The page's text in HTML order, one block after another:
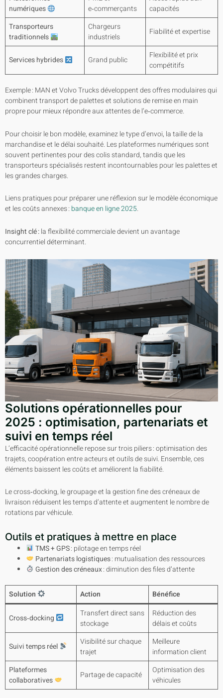
numériques
e‑commerçants
capacités
Transporteurs
traditionnels
Chargeurs
industriels
Fiabilité et expertise
Services hybrides Grand public
Flexibilité et prix
compétitifs
Exemple : MAN et Volvo Trucks développent des offres modulaires qui
combinent transport de palettes et solutions de remise en main
propre pour mieux répondre aux attentes de l’e‑commerce.
Pour choisir le bon modèle, examinez le type d’envoi, la taille de la
marchandise et le délai souhaité. Les plateformes numériques sont
souvent pertinentes pour des colis standard, tandis que les
transporteurs spécialisés restent incontournables pour les palettes et
les grandes charges.
Liens pratiques pour préparer une réflexion sur le modèle économique
et les coûts annexes : banque en ligne 2025.
Insight clé :la flexibilité commerciale devient un avantage
concurrentiel déterminant.
Solutions opérationnelles pour
2025 : optimisation, partenariats et
suivi en temps réel
L’efficacité opérationnelle repose sur trois piliers : optimisation des
trajets, coopération entre acteurs et outils de suivi. Ensemble, ces
éléments baissent les coûts et améliorent la fiabilité.
Le cross‑docking, le groupage et la gestion fine des créneaux de
livraison réduisent les temps d’attente et augmentent le nombre de
rotations par véhicule.
Outils et pratiques à mettre en place
TMS + GPS: pilotage en temps réel
Partenariats logistiques: mutualisation des ressources
Gestion des créneaux: diminution des files d’attente
Solution Action Bénéfice
Cross‑docking
Transfert direct sans
stockage
Réduction des
délais et coûts
Suivi temps réel
Visibilité sur chaque
trajet
Meilleure
information client
Plateformes
collaboratives
Partage de capacité
Optimisation des
véhicules